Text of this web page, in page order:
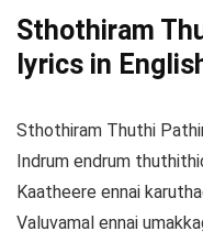
Sthothiram
lyrics in
Sthothiram Thuthi
Indrum endrum
Kaatheere ennai
Valuvamal ennai